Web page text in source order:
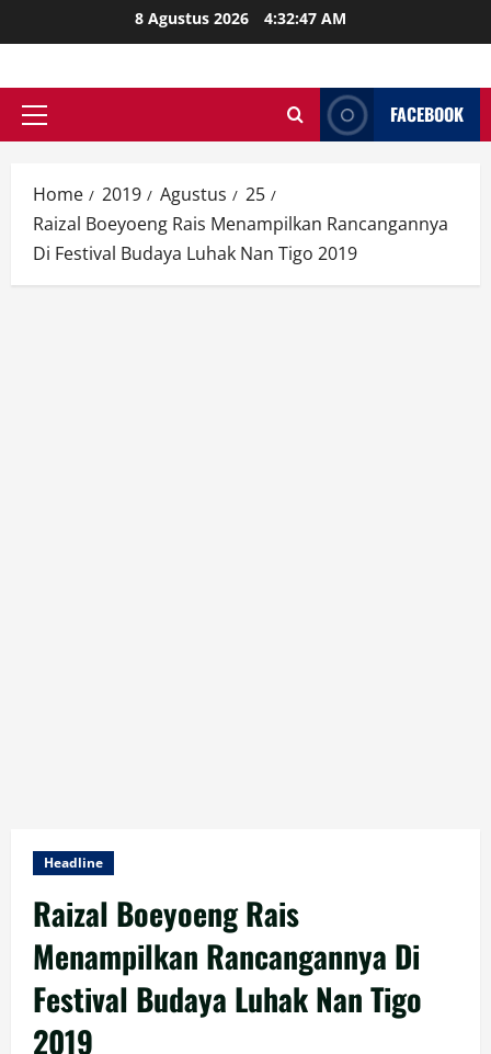
to
8 Agustus 2026 4:32:49 AM
Primary
FACEBOOK
Home 2019 Agustus
25
Raizal Boeyoeng Rais Menampilkan Rancangannya
Di Festival Budaya Luhak Nan Tigo 2019
Headline
Raizal Boeyoeng Rais
Menampilkan Rancangannya Di
Festival Budaya Luhak Nan Tigo
2019